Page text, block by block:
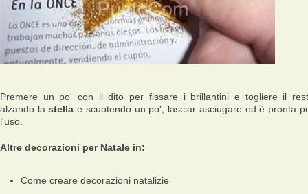
Premere un po' con il dito per fissare i brillantini e togliere il
alzando lastellae scuotendo un po', lasciar asciugare ed è pronta
l'uso.
Altre decorazioni per Natale in:
Come creare decorazioni natalizie